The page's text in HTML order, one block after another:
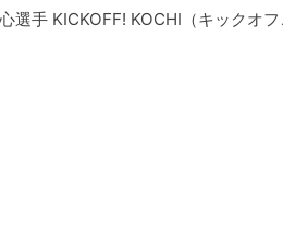
手 KICKOFF! KOCHI（キックオ